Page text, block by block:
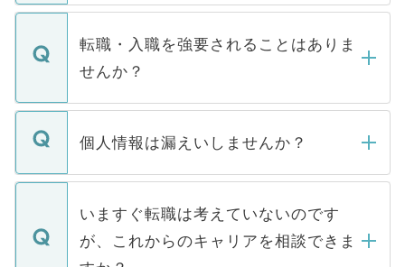
ます。通常、5営業日以内にはご連絡をせて
いただきますので、しばらくお待ちくださ
い。
マイナビDOCTORで取り扱っている求人の
うち約3割は、Webサイトからご覧いただ
けない「非公開求人」です。非公開求人は
下記の理由によって、一般には公開してい
ません。
■応募殺到を避けるため 人気のある医療機
関を公にしてしまうと、応募が殺到する場
に、医療機関が求める条件に合った人材の
みを人材紹介会社に依頼するケースが増え
転職・入職を強要されることはありま
せんか？
転職・入職を強要することは一切ありませ
ん。また、仮に応募先から内定をいただい
定を承諾する必要はありません。内定先へ
の辞退の連絡はキャリアパートナーが行い
ますので、ご安心ください。
個人情報は漏えいしませんか？
個人情報が漏えいすることはありませんの
で、ご安心ください。当サイトからの登録
などで収集したご登録者様の個人情報は、
ご本人のキャリアアップおよび転職活動の
いますぐ転職は考えていないのです
が、これからのキャリアを相談できま